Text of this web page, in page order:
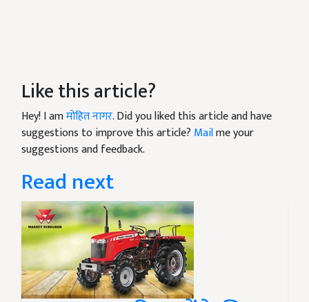
Like this article?
Hey! I amमोहित नागर. Did you liked this article and have
suggestions to improve this article? Mailme your
suggestions and feedback.
Read next